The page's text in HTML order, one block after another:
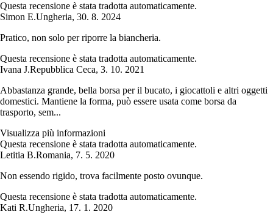
Questa recensione è stata tradotta automaticamente.
Simon E.Ungheria, 30. 8. 2024
Pratico, non solo per riporre la biancheria.
Questa recensione è stata tradotta automaticamente.
Ivana J.Repubblica Ceca, 3. 10. 2021
Abbastanza grande, bella borsa per il bucato, i giocattoli e altri oggetti
domestici. Mantiene la forma, può essere usata come borsa da
trasporto, sem...
Visualizza più informazioni
Questa recensione è stata tradotta automaticamente.
Letitia B.Romania, 7. 5. 2020
Non essendo rigido, trova facilmente posto ovunque.
Questa recensione è stata tradotta automaticamente.
Kati R.Ungheria, 17. 1. 2020